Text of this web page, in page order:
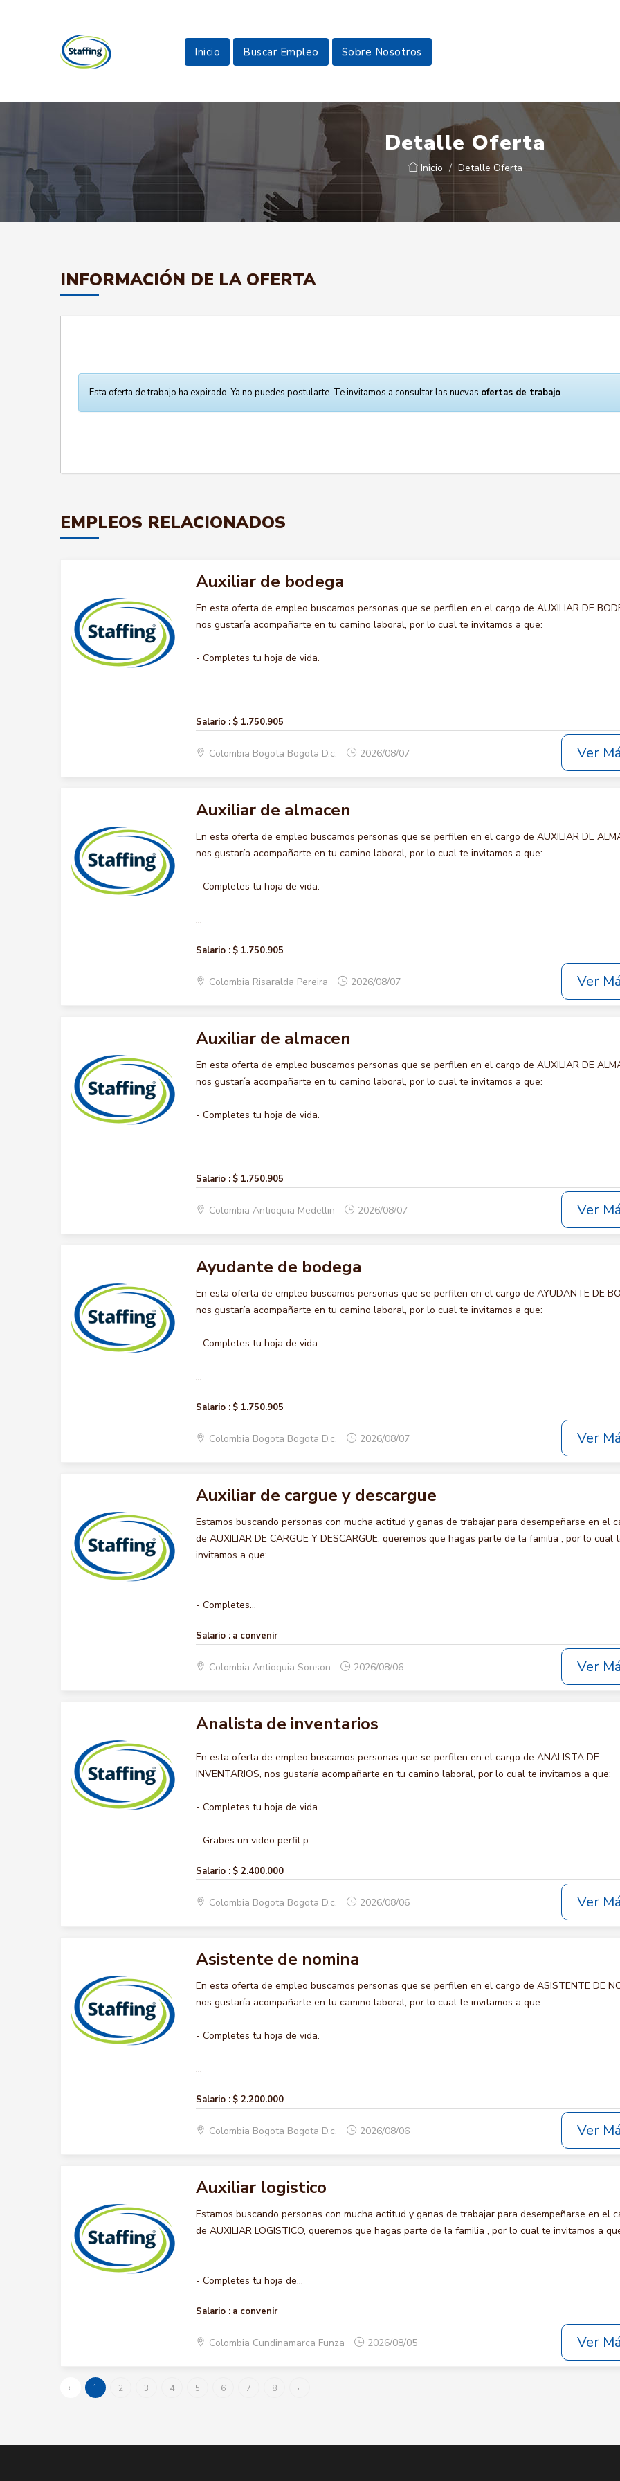
Inicio Buscar Empleo Sobre Nosotros
Detalle Oferta
Inicio Detalle Oferta
INFORMACIÓN DE LA OFERTA
Esta oferta de trabajo ha expirado. Ya no puedes postularte. Te invitamos a consultar las nuevas ofertas de trabajo.
EMPLEOS RELACIONADOS
Auxiliar de bodega
En esta oferta de empleo buscamos personas que se perfilen en el cargo de AUXILIAR DE
nos gustaría acompañarte en tu camino laboral, por lo cual te invitamos a que:
- Completes tu hoja de vida.
...
Salario : $ 1.750.905
Colombia Bogota Bogota D.c. 2026/08/07 Ver
Auxiliar de almacen
En esta oferta de empleo buscamos personas que se perfilen en el cargo de AUXILIAR DE
nos gustaría acompañarte en tu camino laboral, por lo cual te invitamos a que:
- Completes tu hoja de vida.
...
Salario : $ 1.750.905
Colombia Risaralda Pereira 2026/08/07 Ver
Auxiliar de almacen
En esta oferta de empleo buscamos personas que se perfilen en el cargo de AUXILIAR DE
nos gustaría acompañarte en tu camino laboral, por lo cual te invitamos a que:
- Completes tu hoja de vida.
...
Salario : $ 1.750.905
Colombia Antioquia Medellin 2026/08/07 Ver
Ayudante de bodega
En esta oferta de empleo buscamos personas que se perfilen en el cargo de AYUDANTE DE
nos gustaría acompañarte en tu camino laboral, por lo cual te invitamos a que:
- Completes tu hoja de vida.
...
Salario : $ 1.750.905
Colombia Bogota Bogota D.c. 2026/08/07 Ver
Auxiliar de cargue y descargue
Estamos buscando personas con mucha actitud y ganas de trabajar para desempeñarse en el
de AUXILIAR DE CARGUE Y DESCARGUE, queremos que hagas parte de la familia , por lo cual
invitamos a que:
- Completes...
Salario : a convenir
Colombia Antioquia Sonson 2026/08/06 Ver
Analista de inventarios
En esta oferta de empleo buscamos personas que se perfilen en el cargo de ANALISTA DE
INVENTARIOS, nos gustaría acompañarte en tu camino laboral, por lo cual te invitamos a que:
- Completes tu hoja de vida.
- Grabes un video perfil p...
Salario : $ 2.400.000
Colombia Bogota Bogota D.c. 2026/08/06 Ver
Asistente de nomina
En esta oferta de empleo buscamos personas que se perfilen en el cargo de ASISTENTE DE
nos gustaría acompañarte en tu camino laboral, por lo cual te invitamos a que:
- Completes tu hoja de vida.
...
Salario : $ 2.200.000
Colombia Bogota Bogota D.c. 2026/08/06 Ver
Auxiliar logistico
Estamos buscando personas con mucha actitud y ganas de trabajar para desempeñarse en el
de AUXILIAR LOGISTICO, queremos que hagas parte de la familia , por lo cual te invitamos a
- Completes tu hoja de...
Salario : a convenir
Colombia Cundinamarca Funza 2026/08/05 Ver
‹ 1 2 3 4 5 6 7 8 ›